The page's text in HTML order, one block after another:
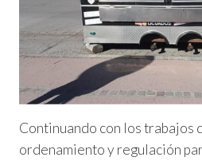
Continuando con los trabajos
ordenamiento y regulación